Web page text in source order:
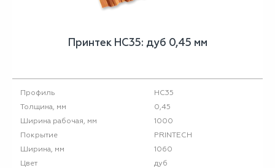
Принтек НС35: дуб 0,45 мм
Профиль
НС35
Толщина, мм
0,45
Ширина рабочая, мм
1000
Покрытие
PRINTECH
Ширина, мм
1060
Цвет
дуб